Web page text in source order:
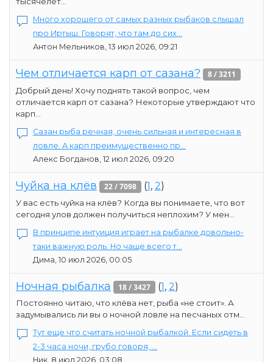
Много хорошего от самых разных рыбаков слышал
про Иртыш. Говорят, что там до сих...
Антон Мельников, 13 июл 2026, 09:21
Чем отличается карп от сазана? 8 / 3211
Добрый день! Хочу поднять такой вопрос, чем
отличается карп от сазана? Некоторые утверждают что
карп...
Сазан рыба речная, очень сильная и интересная в
ловле. А карп преимущественно пр...
Алекс Богданов, 12 июл 2026, 09:20
Чуйка на клёв 22 / 7098 (1, 2)
У вас есть чуйка на клёв? Когда вы понимаете, что вот
сегодня улов должен получиться неплохим? У мен...
В принципе интуиция играет на рыбалке довольно-
таки важную роль. Но чаще всего т...
Дима, 10 июл 2026, 00:05
Ночная рыбалка 18 / 3427 (1, 2)
Постоянно читаю, что клёва нет, рыба «не стоит». А
задумывались ли вы о ночной ловле на песчаных отм...
Тут еще что считать ночной рыбалкой. Если сидеть в
2-3 часа ночи, грубо говоря, ...
Ник, 8 июл 2026, 03:08